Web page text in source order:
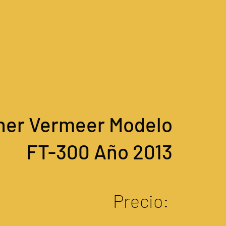
Vermeer Modelo
FT-300 Año 2013
Precio: